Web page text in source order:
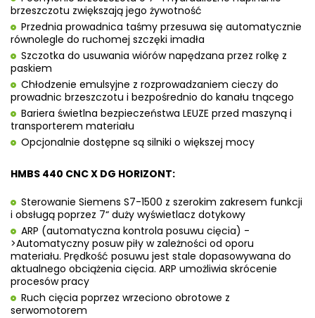
brzeszczotu zwiększają jego żywotność
Przednia prowadnica taśmy przesuwa się automatycznie
równolegle do ruchomej szczęki imadła
Szczotka do usuwania wiórów napędzana przez rolkę z
paskiem
Chłodzenie emulsyjne z rozprowadzaniem cieczy do
prowadnic brzeszczotu i bezpośrednio do kanału tnącego
Bariera świetlna bezpieczeństwa LEUZE przed maszyną i
transporterem materiału
Opcjonalnie dostępne są silniki o większej mocy
HMBS 440 CNC X DG HORIZONT:
Sterowanie Siemens S7-1500 z szerokim zakresem funkcji
i obsługą poprzez 7“ duży wyświetlacz dotykowy
ARP (automatyczna kontrola posuwu cięcia) -
>Automatyczny posuw piły w zależności od oporu
materiału. Prędkość posuwu jest stale dopasowywana do
aktualnego obciążenia cięcia. ARP umożliwia skrócenie
procesów pracy
Ruch cięcia poprzez wrzeciono obrotowe z
serwomotorem